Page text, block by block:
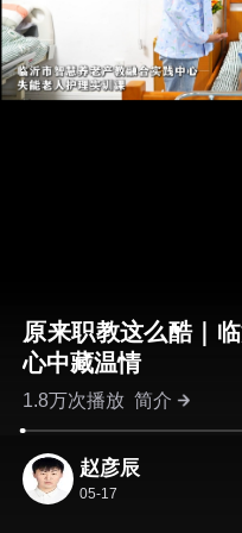
原来职教这么酷｜
心中藏温情
1.8万次播放简介
赵彦辰
05-17